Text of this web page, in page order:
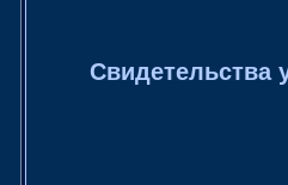
Свидетельства